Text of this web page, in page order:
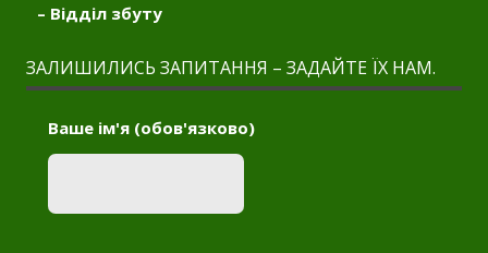
– Відділ збуту
ЗАЛИШИЛИСЬ ЗАПИТАННЯ – ЗАДАЙТЕ ЇХ НАМ.
Ваше ім'я (обов'язково)